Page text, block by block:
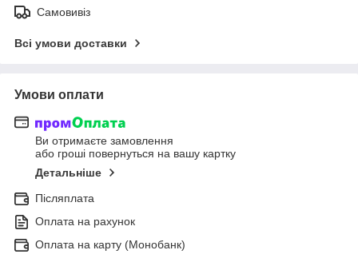
Самовивіз
Всі умови доставки
Умови оплати
Ви отримаєте замовлення
або гроші повернуться на вашу картку
Детальніше
Післяплата
Оплата на рахунок
Оплата на карту (Монобанк)